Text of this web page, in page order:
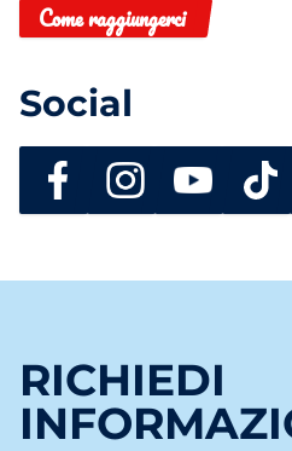
Come raggiungerci
Social
RICHIEDI